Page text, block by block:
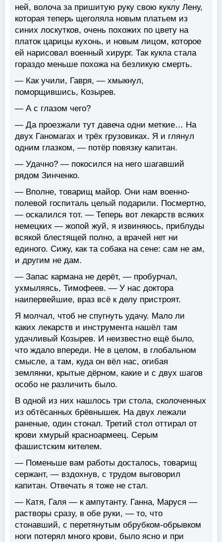
ней, волоча за пришитую руку свою куклу Лену,
которая теперь щеголяла новым платьем из
синих лоскутков, очень похожих по цвету на
платок царицы кухонь, и новым лицом, которое
ей нарисовал военный хирург. Так кукла стала
гораздо меньше похожа на безликую смерть.
— Как учили, Гавря, — хмыкнул,
поморщившись, Козырев.
— А с глазом чего?
— Да проезжали тут давеча одни меткие… На
двух Ганомагах и трёх грузовиках. Я и глянул
одним глазком, — потёр повязку капитан.
— Удачно? — покосился на него шагавший
рядом Зинченко.
— Вполне, товарищ майор. Они нам военно-
полевой госпиталь целый подарили. Посмертно,
— оскалился тот. — Теперь вот лекарств всяких
немецких — жопой жуй, я извиняюсь, приблуды
всякой блестящей полно, а врачей нет ни
единого. Сижу, как та собака на сене: сам не ам,
и другим не дам.
— Запас кармана не дерёт, — пробурчал,
ухмыляясь, Тимофеев. — У нас доктора
наипервейшие, враз всё к делу пристроят.
Я молчал, чтоб не спугнуть удачу. Мало ли
каких лекарств и инструмента нашёл там
удачливый Козырев. И неизвестно ещё было,
что ждало впереди. Не в целом, в глобальном
смысле, а там, куда он вёл нас, огибая
землянки, крытые дёрном, какие и с двух шагов
особо не различить было.
В одной из них нашлось три стола, сколоченных
из обтёсанных брёвнышек. На двух лежали
раненые, один стонал. Третий стол оттирал от
крови хмурый красноармеец. Серым
фашистским кителем.
— Поменьше вам работы досталось, товарищ
сержант, — вздохнув, с трудом выговорил
капитан. Отвечать я тоже не стал.
— Катя, Галя — к ампутанту. Ганна, Маруся —
растворы сразу, в обе руки, — то, что
стонавший, с перетянутым обрубком-обрывком
ноги потерял много крови, было ясно и при